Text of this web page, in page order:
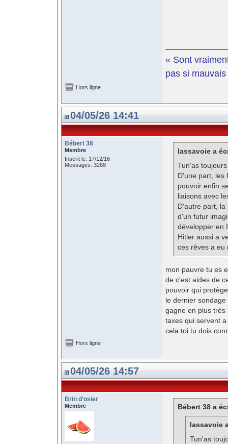
« Sont
pas si
Hors ligne
04/05/26 14:41
Bébert 38
Membre
Inscrit le: 17/12/16
Messages: 3268
lassavoie a
Tun'as
D'une part, les
pouvoir enfin
liaisons avec
D'autre part, la
d'un futur
développer en
Hitler aussi a
ces rêves a eu
mon pauvre tu es
de c'est aides de
pouvoir qui
le dernier
gagne en plus
taxes qui servent
cela toi tu dois
Hors ligne
04/05/26 14:57
Brin d'osier
Membre Bébert 38 a
lassavoie
Tun'as